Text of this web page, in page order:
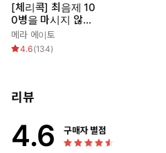
[체리콕] 최음제 10
0병을 마시지 않으
면 나갈 수 없는 방
메라 에이토
4.6(134)
리뷰
4.6 구매자 별점